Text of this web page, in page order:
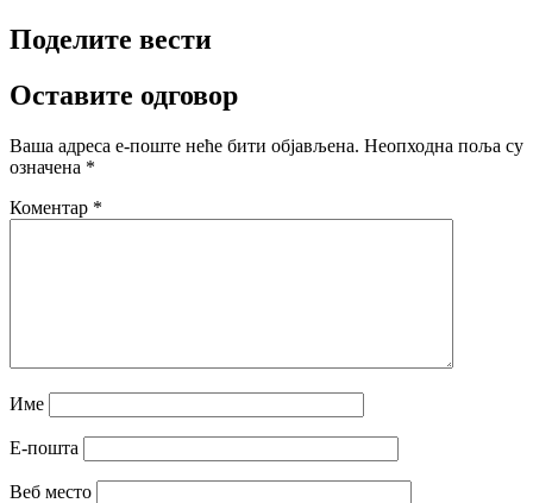
Поделите вести
Оставите одговор
Ваша адреса е-поште неће бити објављена. Неопходна поља су
означена *
Коментар *
Име
Е-пошта
Веб место